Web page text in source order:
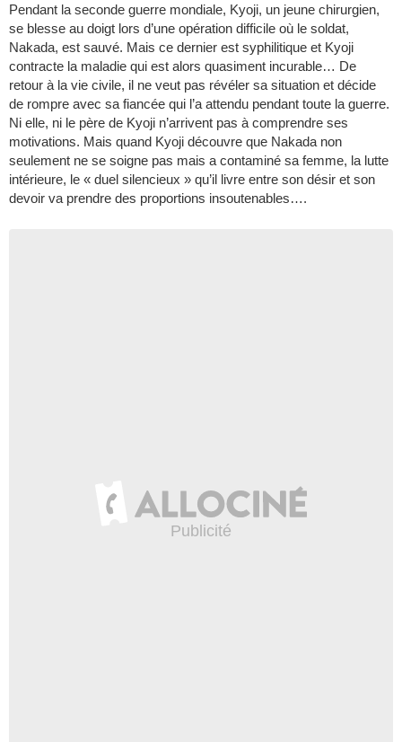
Pendant la seconde guerre mondiale, Kyoji, un jeune chirurgien,
se blesse au doigt lors d’une opération difficile où le soldat,
Nakada, est sauvé. Mais ce dernier est syphilitique et Kyoji
contracte la maladie qui est alors quasiment incurable… De
retour à la vie civile, il ne veut pas révéler sa situation et décide
de rompre avec sa fiancée qui l’a attendu pendant toute la guerre.
Ni elle, ni le père de Kyoji n’arrivent pas à comprendre ses
motivations. Mais quand Kyoji découvre que Nakada non
seulement ne se soigne pas mais a contaminé sa femme, la lutte
intérieure, le « duel silencieux » qu’il livre entre son désir et son
devoir va prendre des proportions insoutenables….